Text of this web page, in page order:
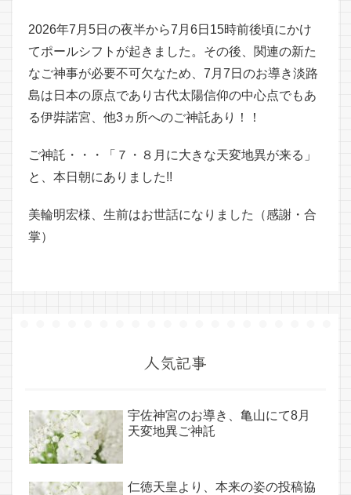
2026年7月5日の夜半から7月6日15時前後頃にかけ
てポールシフトが起きました。その後、関連の新た
なご神事が必要不可欠なため、7月7日のお導き淡路
島は日本の原点であり古代太陽信仰の中心点でもあ
る伊弉諾宮、他3ヵ所へのご神託あり！！
ご神託・・・「７・８月に大きな天変地異が来る」
と、本日朝にありました!!
美輪明宏様、生前はお世話になりました（感謝・合
掌）
人気記事
宇佐神宮のお導き、亀山にて8月
天変地異ご神託
仁徳天皇より、本来の姿の投稿協